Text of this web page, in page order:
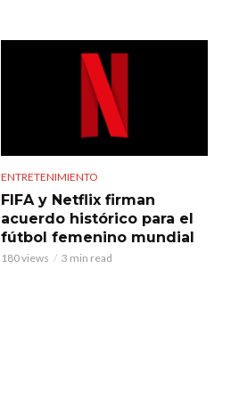
ENTRETENIMIENTO
FIFA y Netflix firman
acuerdo histórico para el
fútbol femenino mundial
180 views 3 min read